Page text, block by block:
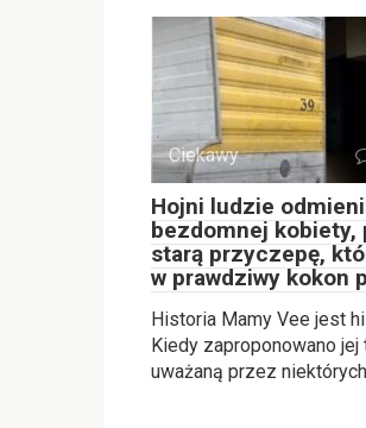
Ciekawy
Hojni ludzie
bezdomnej kobiety,
starą przyczepę,
w prawdziwy kokon
Historia Mamy Vee jest
Kiedy zaproponowano jej
uważaną przez niektórych